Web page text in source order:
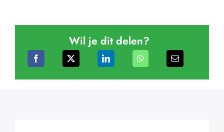
Wil je dit delen?